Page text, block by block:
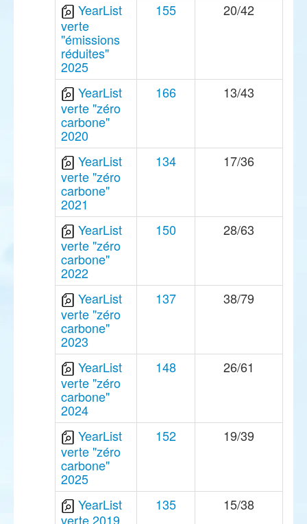
YearList
verte
"émissions
réduites"
2025
155 20/42
YearList
verte "zéro
carbone"
2020
166 13/43
YearList
verte "zéro
carbone"
2021
134 17/36
YearList
verte "zéro
carbone"
2022
150 28/63
YearList
verte "zéro
carbone"
2023
137 38/79
YearList
verte "zéro
carbone"
2024
148 26/61
YearList
verte "zéro
carbone"
2025
152 19/39
YearList
verte 2019
135 15/38